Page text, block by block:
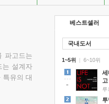
파고드는
는 설계자
특유의 대
베스트셀러
국내도서
1~5위 |
세
6~10위